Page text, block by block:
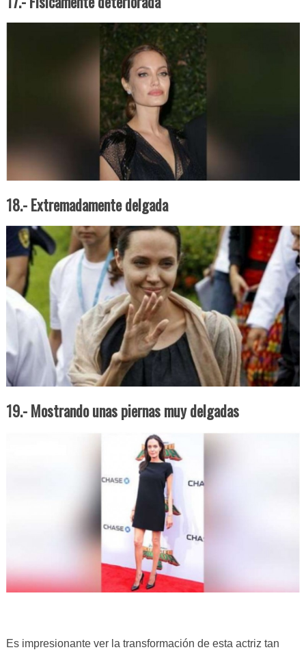
18.- Extremadamente delgada
19.- Mostrando unas piernas muy delgadas
Es impresionante ver la transformación de esta actriz tan